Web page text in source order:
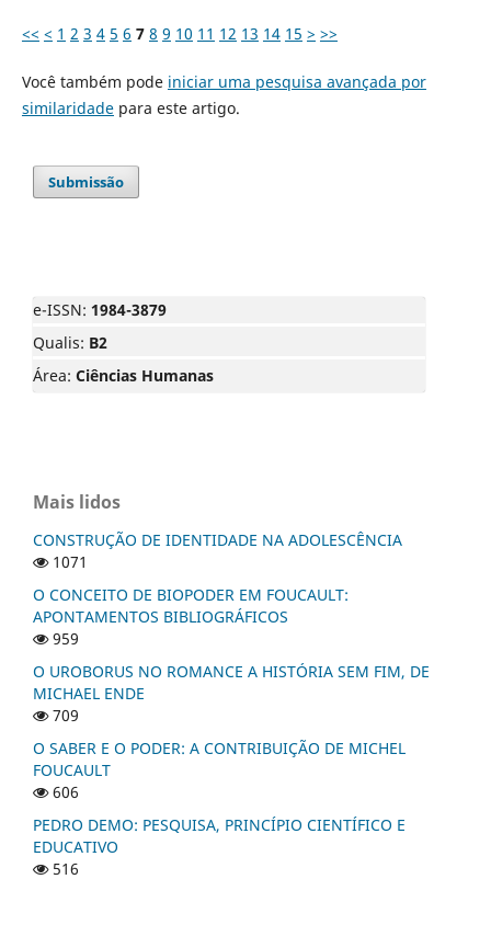
<< < 1 2 3 4 5 6 7 8 9 10 11 12 13 14 15 > >>
Você também pode iniciar uma pesquisa avançada por
similaridadepara este artigo.
Submissão
e-ISSN: 1984-3879
Qualis: B2
Área: Ciências Humanas
Mais lidos
CONSTRUÇÃO DE IDENTIDADE NA ADOLESCÊNCIA
1071
O CONCEITO DE BIOPODER EM FOUCAULT:
APONTAMENTOS BIBLIOGRÁFICOS
959
O UROBORUS NO ROMANCE A HISTÓRIA SEM FIM, DE
MICHAEL ENDE
709
O SABER E O PODER: A CONTRIBUIÇÃO DE MICHEL
FOUCAULT
606
PEDRO DEMO: PESQUISA, PRINCÍPIO CIENTÍFICO E
EDUCATIVO
516